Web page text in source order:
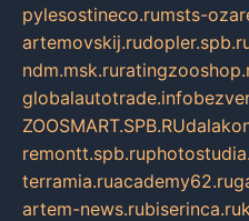
pylesostineco.rumsts-
artemovskij.ru
ndm.msk.ru
globalautotrade.info
ZOOSMART.SPB.RU
remontt.spb.ru
terramia.ruacademy62.ru
artem-news.rubiserinca.ru